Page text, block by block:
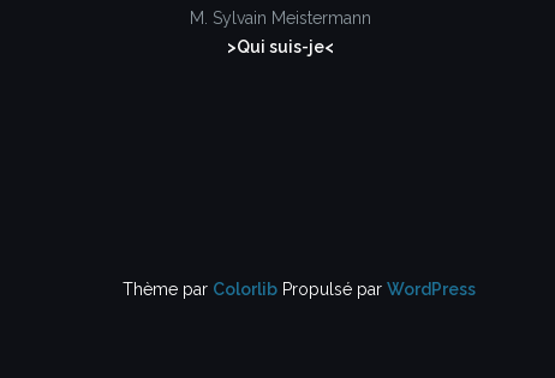
M. Sylvain Meistermann
>Qui suis-je<
Thème par Colorlib Propulsé par WordPress